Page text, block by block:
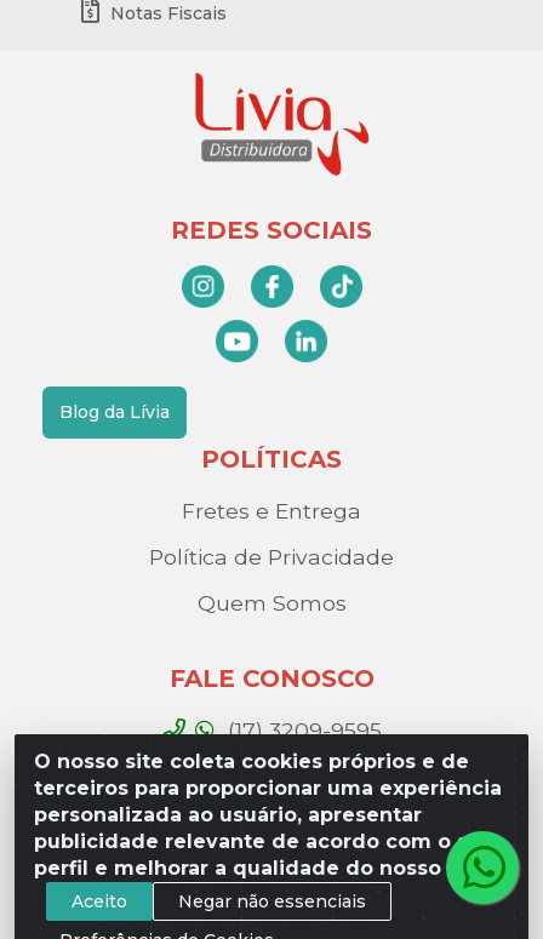
O nosso site coleta cookies próprios e de
terceiros para proporcionar uma experiência
personalizada ao usuário, apresentar
publicidade relevante de acordo com o seu
perfil e melhorar a qualidade do nosso site.
Aceito
Negar não essenciais
Notas Fiscais
REDES SOCIAIS
Blog da Lívia
POLÍTICAS
Fretes e Entrega
Política de Privacidade
Quem Somos
FALE CONOSCO
(17) 3209-9595
contato@liviadistribuidora.com.br
BAIXE NOSSO APP